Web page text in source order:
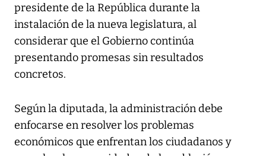
presidente de la República durante la
instalación de la nueva legislatura, al
considerar que el Gobierno continúa
presentando promesas sin resultados
concretos.
Según la diputada, la administración debe
enfocarse en resolver los problemas
económicos que enfrentan los ciudadanos y